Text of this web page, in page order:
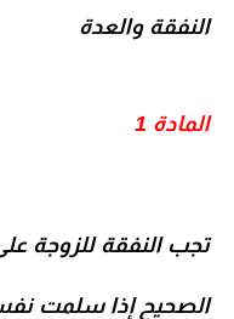
النفقة والعدة
المادة 1
تجب النفقة للزوجة
الصحيح إذا سلمت